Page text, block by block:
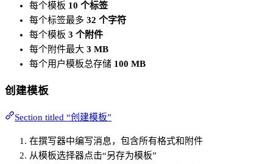
每个模板 10 个标签
每个标签最多 32 个字符
每个模板 3 个附件
每个附件最大 3 MB
每个用户模板总存储 100 MB
创建模板
Section titled “创建模板”
在撰写器中编写消息，包含所有格式和附件
从模板选择器点击“另存为模板”